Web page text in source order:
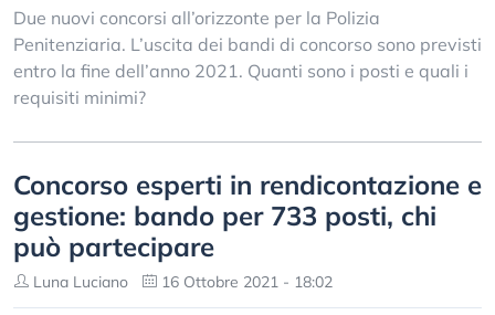
Due nuovi concorsi all’orizzonte per la Polizia
Penitenziaria. L’uscita dei bandi di concorso sono previsti
entro la fine dell’anno 2021. Quanti sono i posti e quali i
requisiti minimi?
Concorso esperti in rendicontazione e
gestione: bando per 733 posti, chi
può partecipare
Luna Luciano 16 Ottobre 2021 - 18:02